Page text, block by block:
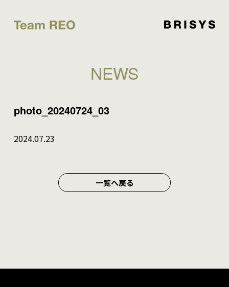
NEWS
photo_20240724_03
2024.07.23
一覧へ戻る